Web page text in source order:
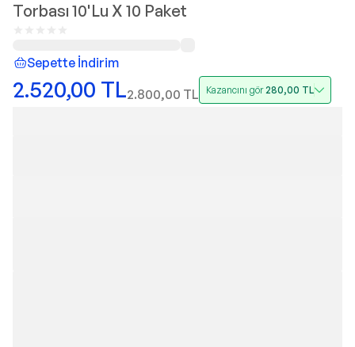
Torbası 10'Lu X 10 Paket
Sepette İndirim
2.520,00 TL2.800,00 TL Kazancını gör280,00 TL